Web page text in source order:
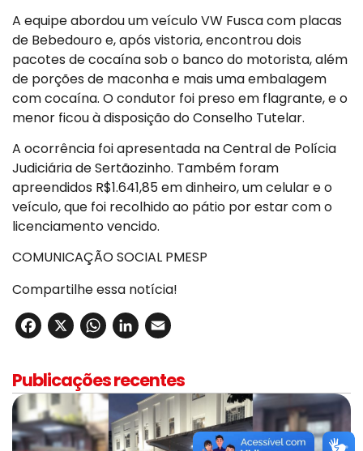
A equipe abordou um veículo VW Fusca com placas
de Bebedouro e, após vistoria, encontrou dois
pacotes de cocaína sob o banco do motorista, além
de porções de maconha e mais uma embalagem
com cocaína. O condutor foi preso em flagrante, e o
menor ficou à disposição do Conselho Tutelar.
A ocorrência foi apresentada na Central de Polícia
Judiciária de Sertãozinho. Também foram
apreendidos R$1.641,85 em dinheiro, um celular e o
veículo, que foi recolhido ao pátio por estar com o
licenciamento vencido.
COMUNICAÇÃO SOCIAL PMESP
Compartilhe essa notícia!
Facebook
X WhatsApp
LinkedIn
Publicações recentes